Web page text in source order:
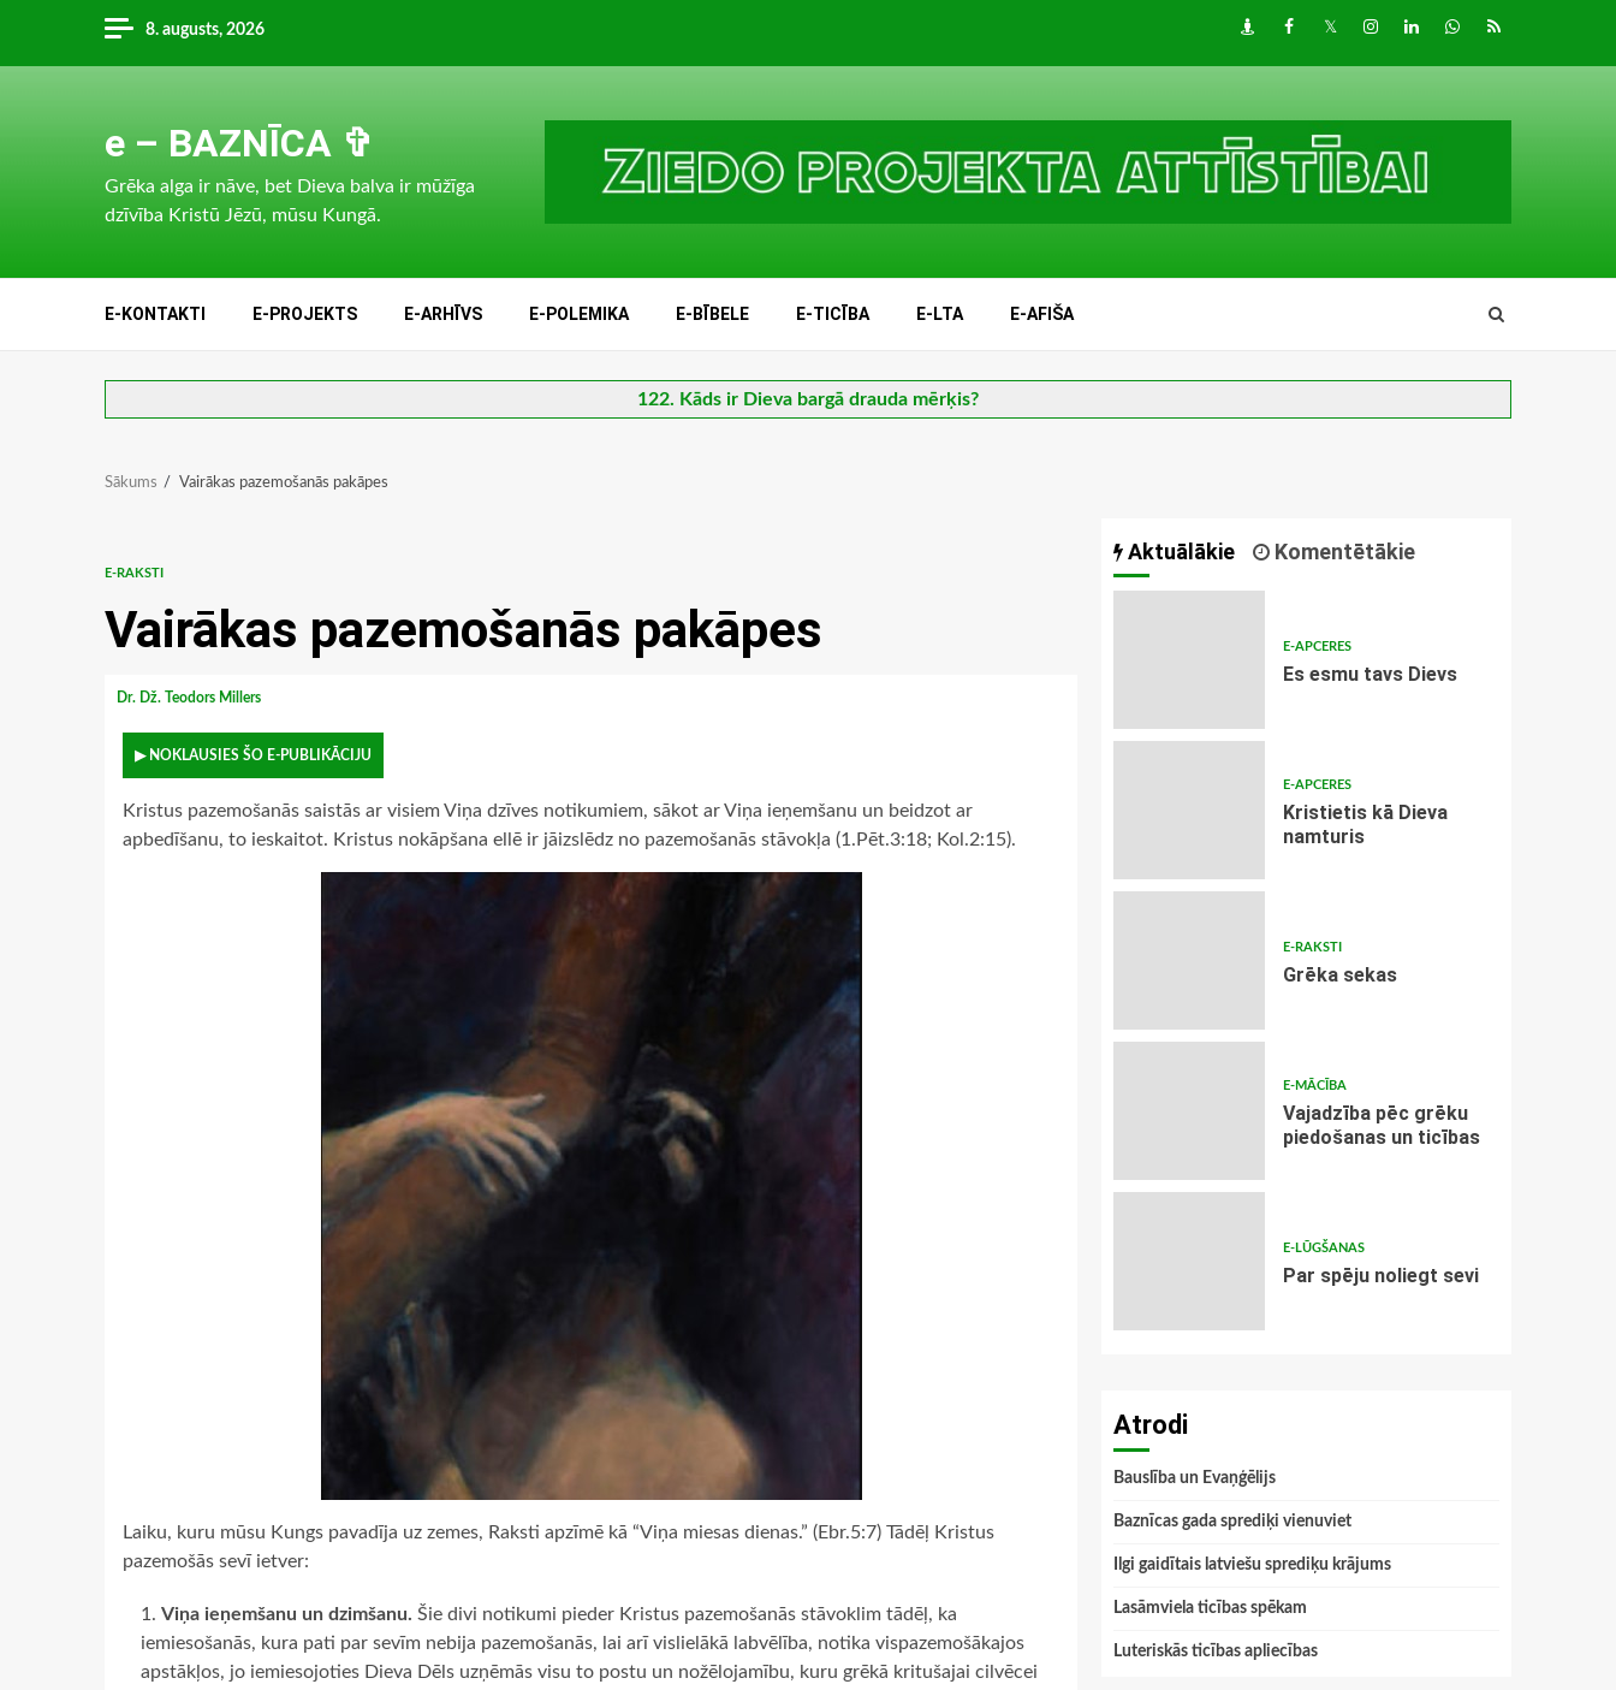
content
8. augusts, 2026 DraugiemFacebook
TwitterInstagram
LinkedInwhatsapp
RSS
e – BAZNĪCA ✞
Grēka alga ir nāve, bet Dieva balva ir mūžīga
dzīvība Kristū Jēzū, mūsu Kungā.
E-KONTAKTI E-PROJEKTS E-ARHĪVS E-POLEMIKA E-BĪBELE E-TICĪBA E-LTA E-AFIŠA
122. Kāds ir Dieva bargā drauda mērķis?
Sākums Vairākas pazemošanās pakāpes
E-RAKSTI
Vairākas pazemošanās pakāpes
Dr. Dž. Teodors Millers
▶ NOKLAUSIES ŠO E-PUBLIKĀCIJU
Kristus pazemošanās saistās ar visiem Viņa dzīves notikumiem, sākot ar Viņa ieņemšanu un beidzot ar
apbedīšanu, to ieskaitot. Kristus nokāpšana ellē ir jāizslēdz no pazemošanās stāvokļa (1.Pēt.3:18; Kol.2:15).
Laiku, kuru mūsu Kungs pavadīja uz zemes, Raksti apzīmē kā “Viņa miesas dienas.” (Ebr.5:7) Tādēļ Kristus
pazemošās sevī ietver:
Viņa ieņemšanu un dzimšanu. Šie divi notikumi pieder Kristus pazemošanās stāvoklim tādēļ, ka
iemiesošanās, kura pati par sevīm nebija pazemošanās, lai arī vislielākā labvēlība, notika vispazemošākajos
apstākļos, jo iemiesojoties Dieva Dēls uzņēmās visu to postu un nožēlojamību, kuru grēkā kritušajai cilvēcei
Aktuālākie Komentētākie
E-APCERES
Es esmu tavs Dievs
E-APCERES
Kristietis kā Dieva
namturis
E-RAKSTI
Grēka sekas
E-MĀCĪBA
Vajadzība pēc grēku
piedošanas un ticības
E-LŪGŠANAS
Par spēju noliegt sevi
Atrodi
Bauslība un Evaņģēlijs
Baznīcas gada sprediķi vienuviet
Ilgi gaidītais latviešu sprediķu krājums
Lasāmviela ticības spēkam
Luteriskās ticības apliecības